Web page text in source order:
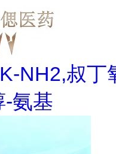
NH2,叔丁
-氨基